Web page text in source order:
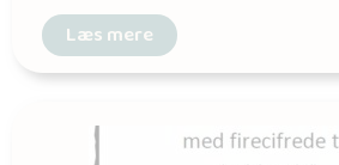
Læs mere